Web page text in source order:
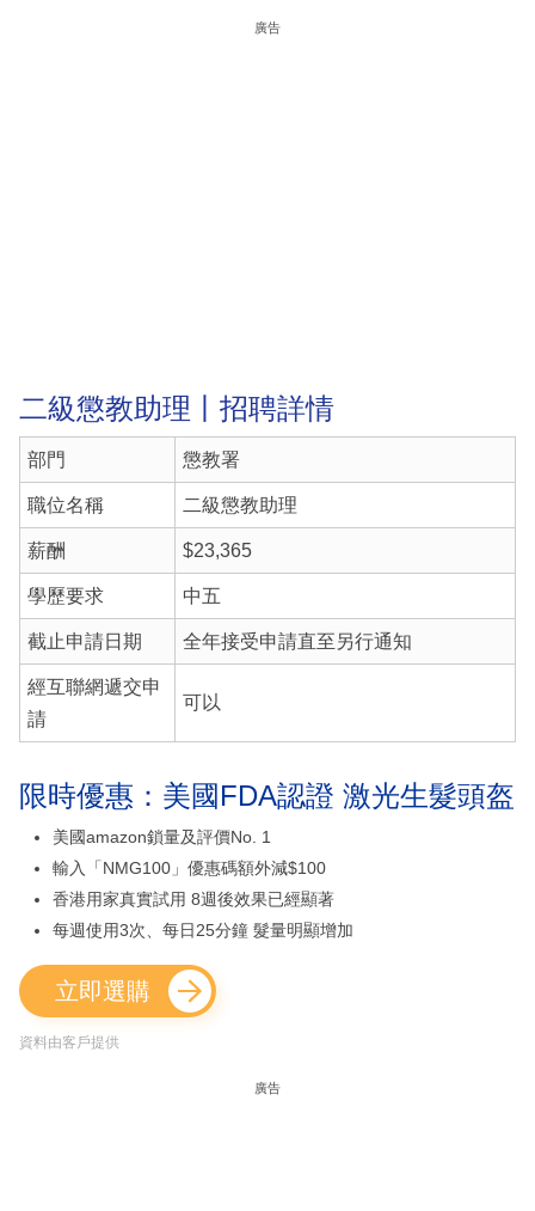
廣告
二級懲教助理丨招聘詳情
部門 懲教署
職位名稱 二級懲教助理
薪酬 $23,365
學歷要求 中五
截止申請日期 全年接受申請直至另行通知
經互聯網遞交申
請
可以
限時優惠：美國FDA認證 激光生髮頭盔
美國amazon鎖量及評價No. 1
輸入「NMG100」優惠碼額外減$100
香港用家真實試用 8週後效果已經顯著
每週使用3次、每日25分鐘 髮量明顯增加
立即選購
資料由客戶提供
廣告